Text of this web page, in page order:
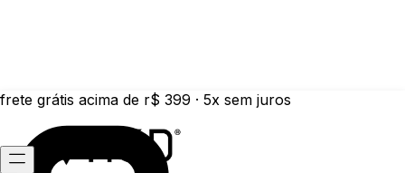
frete grátis acima de r$ 399 · 5x sem juros